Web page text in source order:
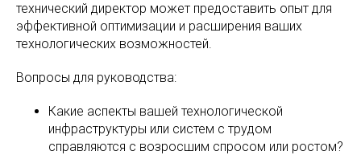
технический директор может предоставить опыт для
эффективной оптимизации и расширения ваших
технологических возможностей.
Вопросы для руководства:
Какие аспекты вашей технологической
инфраструктуры или систем с трудом
справляются с возросшим спросом или ростом?